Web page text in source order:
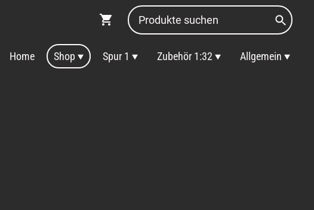
Home Shop Spur 1 Zubehör 1:32 Allgemein